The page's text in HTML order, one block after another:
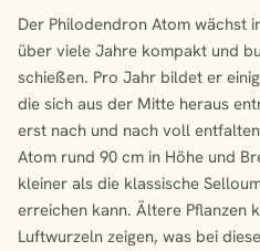
Der Philodendron Atom wächst
über viele Jahre kompakt und
schießen. Pro Jahr bildet er
die sich aus der Mitte heraus
erst nach und nach voll
Atom rund 90 cm in Höhe und
kleiner als die klassische
erreichen kann. Ältere Pflanzen
Luftwurzeln zeigen, was bei